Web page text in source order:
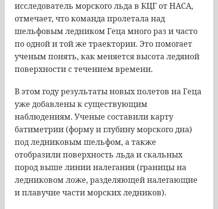
исследователь морского льда в КЦГ от НАСА,
отмечает, что команда пролетала над
шельфовым ледником Геца много раз и часто
по одной и той же траектории. Это помогает
ученым понять, как меняется высота ледяной
поверхности с течением времени.
В этом году результаты новых полетов на Геца
уже добавлены к существующим
наблюдениям. Ученые составили карту
батиметрии (форму и глубину морского дна)
под ледниковым шельфом, а также
отобразили поверхность льда и скальных
пород выше линии налегания (границы на
ледниковом ложе, разделяющей налегающие
и плавучие части морских ледников).